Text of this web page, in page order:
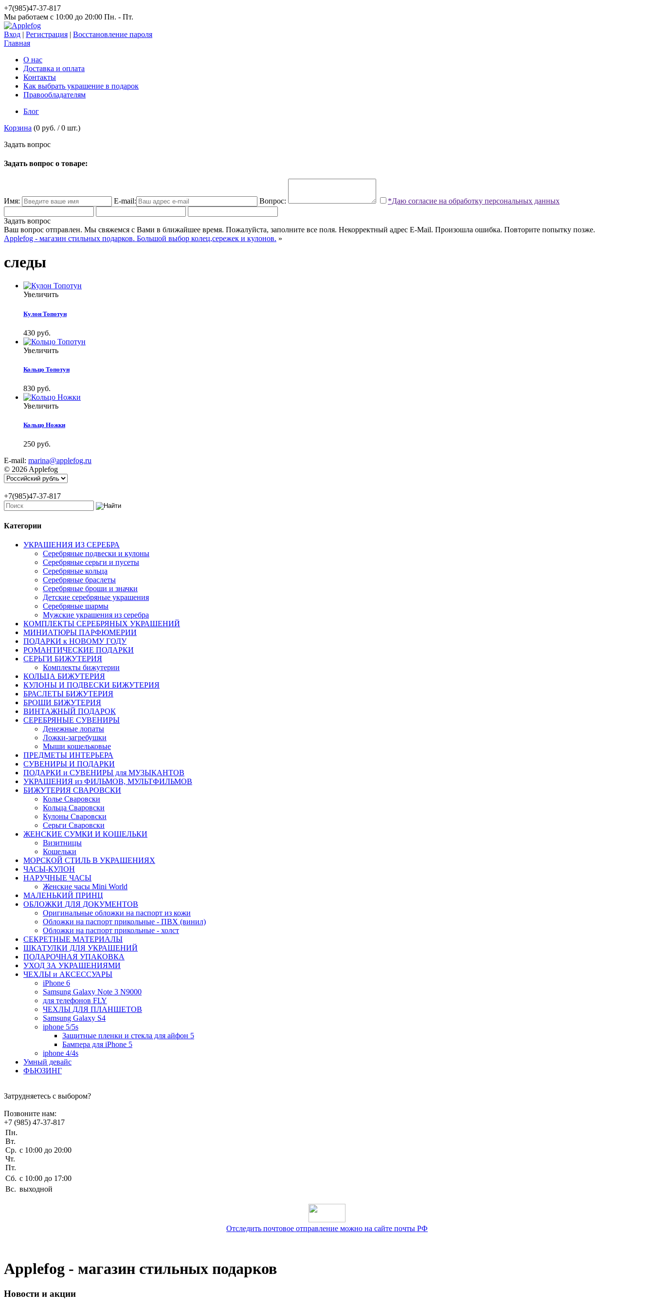
+7(985)47-37-817
Мы работаем c 10:00 до 20:00 Пн. - Пт.
Вход | Регистрация | Восстановление пароля
Главная
О нас
Доставка и оплата
Контакты
Как выбрать украшение в подарок
Правообладателям
Блог
Корзина (0 руб. /0 шт.)
Задать вопрос
Задать вопрос о товаре:
Имя: E-mail: Вопрос: *Даю согласие на обработку персональных данных
Задать вопрос
Ваш вопрос отправлен. Мы свяжемся с Вами в ближайшее время. Пожалуйста, заполните все поля. Некорректный адрес E-Mail. Произошла ошибка. Повторите попытку позже.
Applefog - магазин стильных подарков. Большой выбор колец,сережек и кулонов. »
следы
Увеличить
Кулон Топотун
430 руб.
Увеличить
Кольцо Топотун
830 руб.
Увеличить
Кольцо Ножки
250 руб.
E-mail: marina@applefog.ru
© 2026 Applefog
+7(985)47-37-817
Категории
УКРАШЕНИЯ ИЗ СЕРЕБРА
Серебряные подвески и кулоны
Серебряные серьги и пусеты
Серебряные кольца
Серебряные браслеты
Серебряные броши и значки
Детские серебряные украшения
Серебряные шармы
Мужские украшения из серебра
КОМПЛЕКТЫ СЕРЕБРЯНЫХ УКРАШЕНИЙ
МИНИАТЮРЫ ПАРФЮМЕРИИ
ПОДАРКИ к НОВОМУ ГОДУ
РОМАНТИЧЕСКИЕ ПОДАРКИ
СЕРЬГИ БИЖУТЕРИЯ
Комплекты бижутерии
КОЛЬЦА БИЖУТЕРИЯ
КУЛОНЫ И ПОДВЕСКИ БИЖУТЕРИЯ
БРАСЛЕТЫ БИЖУТЕРИЯ
БРОШИ БИЖУТЕРИЯ
ВИНТАЖНЫЙ ПОДАРОК
СЕРЕБРЯНЫЕ СУВЕНИРЫ
Денежные лопаты
Ложки-загребушки
Мыши кошельковые
ПРЕДМЕТЫ ИНТЕРЬЕРА
СУВЕНИРЫ И ПОДАРКИ
ПОДАРКИ и СУВЕНИРЫ для МУЗЫКАНТОВ
УКРАШЕНИЯ из ФИЛЬМОВ, МУЛЬТФИЛЬМОВ
БИЖУТЕРИЯ СВАРОВСКИ
Колье Сваровски
Кольца Сваровски
Кулоны Сваровски
Серьги Сваровски
ЖЕНСКИЕ СУМКИ И КОШЕЛЬКИ
Визитницы
Кошельки
МОРСКОЙ СТИЛЬ В УКРАШЕНИЯХ
ЧАСЫ-КУЛОН
НАРУЧНЫЕ ЧАСЫ
Женские часы Mini World
МАЛЕНЬКИЙ ПРИНЦ
ОБЛОЖКИ ДЛЯ ДОКУМЕНТОВ
Оригинальные обложки на паспорт из кожи
Обложки на паспорт прикольные - ПВХ (винил)
Обложки на паспорт прикольные - холст
СЕКРЕТНЫЕ МАТЕРИАЛЫ
ШКАТУЛКИ ДЛЯ УКРАШЕНИЙ
ПОДАРОЧНАЯ УПАКОВКА
УХОД ЗА УКРАШЕНИЯМИ
ЧEХЛЫ и АКСЕССУАРЫ
iPhone 6
Samsung Galaxy Note 3 N9000
для телефонов FLY
ЧЕХЛЫ ДЛЯ ПЛАНШЕТОВ
Samsung Galaxy S4
iphone 5/5s
Защитные пленки и стекла для айфон 5
Бампера для iPhone 5
iphone 4/4s
Умный девайс
ФЬЮЗИНГ
Затрудняетесь с выбором?
Позвоните нам:
+7 (985) 47-37-817
Пн.
Вт.
Ср.
Чт.
Пт.
c 10:00 до 20:00
Сб. c 10:00 до 17:00
Вс. выходной
Отследить почтовое отправление можно на сайте почты РФ
Applefog - магазин стильных подарков
Новости и акции